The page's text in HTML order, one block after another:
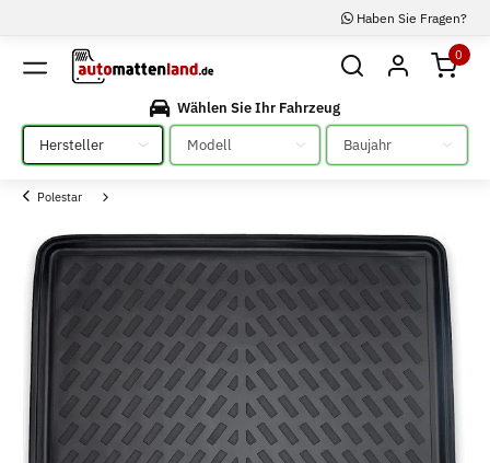
Haben Sie Fragen?
0
Wählen Sie Ihr Fahrzeug
Bitte auswählen
Bitte auswählen Bitte auswählen
Polestar